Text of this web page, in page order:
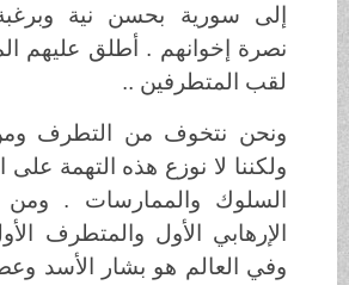
إلى سورية بحسن نية
نصرة إخوانهم . أطلق عليهم
لقب المتطرفين ..
ونحن نتخوف من التطرف ومن
ولكننا لا نوزع هذه التهمة على
السلوك والممارسات . ومن
الإرهابي الأول والمتطرف
وفي العالم هو بشار الأسد